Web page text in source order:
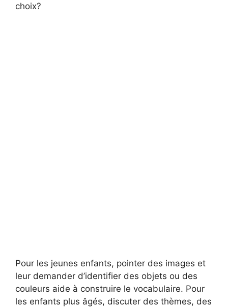
choix?
Pour les jeunes enfants, pointer des images et
leur demander d’identifier des objets ou des
couleurs aide à construire le vocabulaire. Pour
les enfants plus âgés, discuter des thèmes, des